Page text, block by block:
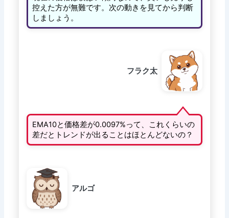
控えた方が無難です。次の動きを見てから判断
しましょう。
フラク太
EMA10と価格差が0.0097%って、これくらいの
差だとトレンドが出ることはほとんどないの？
アルゴ